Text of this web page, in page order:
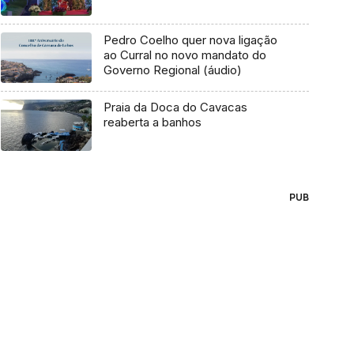
Pedro Coelho quer nova ligação
ao Curral no novo mandato do
Governo Regional (áudio)
Praia da Doca do Cavacas
reaberta a banhos
PUB